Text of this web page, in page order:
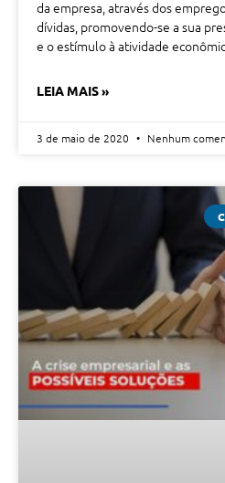
da empresa, através dos
dívidas, promovendo-se a sua
e o estímulo à atividade
LEIA MAIS »
3 de maio de 2020 Nenhum